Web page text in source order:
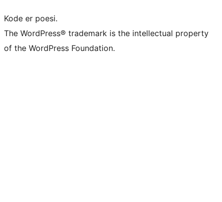
Kode er poesi.
The WordPress® trademark is the intellectual property
of the WordPress Foundation.